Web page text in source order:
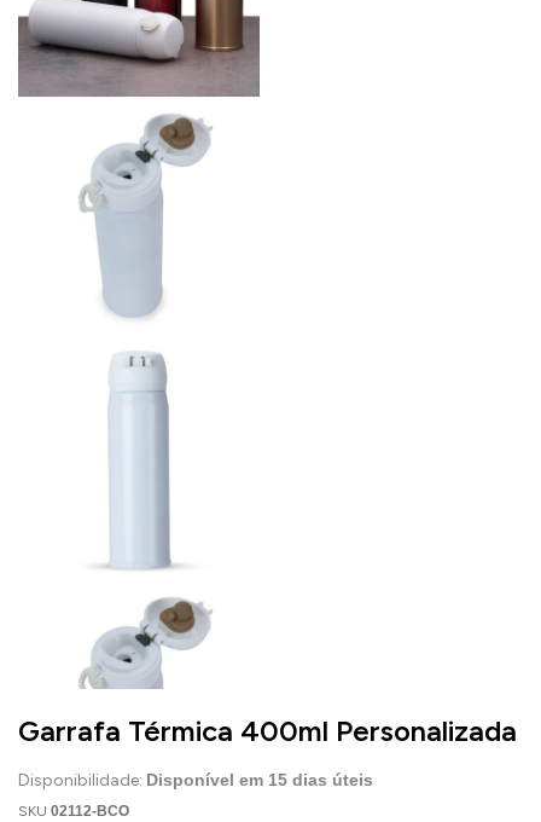
Garrafa Térmica 400ml Personalizada
Disponibilidade: Disponível em 15 dias úteis
SKU 02112-BCO